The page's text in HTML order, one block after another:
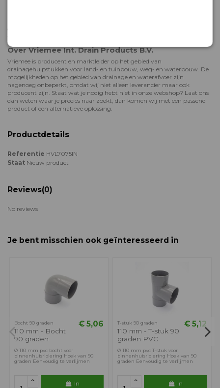
Over Vriemee Int. Drain Products B.V.
Vriemee is producent en marktleider op het gebied van
drainagehulpstukken voor land- en tuinbouw, weg- en waterbouw. De
mogelijkheden op het gebied van drainage en waterafvoer zijn
nagenoeg onbeperkt, omdat wij niet alleen leverancier maar ook
producent zijn. Staat wat je nodig hebt niet in onze webshop? Laat ons
dan weten waar je precies naar zoekt, dan komen wij met een passend
product of een alternatieve oplossing.
Productdetails
Referentie HVL7075IN
Staat Nieuw product
Reviews(0)
No reviews
Je bent misschien ook geïnteresseerd in
Bocht 90 graden
110 mm - Bocht
90 graden
€ 5,06
Ø 110 mm pvc bocht voor
binnenhuisriolering Hoek van 90
graden Eenvoudig te verlijmen
In
T-stuk 90 graden
110 mm - T-stuk 90
graden PVC
€ 5,12
Ø 110 mm pvc T-stuk voor
binnenhuisriolering Hoek van 90
graden Eenvoudig te verlijmen
In